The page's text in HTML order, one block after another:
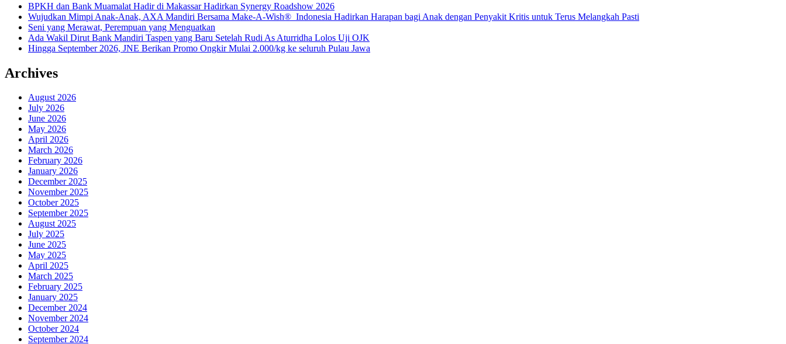
BPKH dan Bank Muamalat Hadir di Makassar Hadirkan Synergy Roadshow 2026
Wujudkan Mimpi Anak-Anak, AXA Mandiri Bersama Make-A-Wish® Indonesia Hadirkan Harapan bagi Anak dengan Penyakit Kritis untuk Terus Melangkah Pasti
Seni yang Merawat, Perempuan yang Menguatkan
Ada Wakil Dirut Bank Mandiri Taspen yang Baru Setelah Rudi As Aturridha Lolos Uji OJK
Hingga September 2026, JNE Berikan Promo Ongkir Mulai 2.000/kg ke seluruh Pulau Jawa
Archives
August 2026
July 2026
June 2026
May 2026
April 2026
March 2026
February 2026
January 2026
December 2025
November 2025
October 2025
September 2025
August 2025
July 2025
June 2025
May 2025
April 2025
March 2025
February 2025
January 2025
December 2024
November 2024
October 2024
September 2024